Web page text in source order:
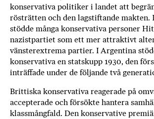
konservativa politiker i landet att
rösträtten och den lagstiftande makten.
stödde många konservativa personer
nazistpartiet som ett mer attraktivt
vänsterextrema partier. I Argentina
konservativa en statskupp 1930, den
inträffade under de följande två
Brittiska konservativa reagerade på
accepterade och försökte hantera
klassmångfald. Den konservative